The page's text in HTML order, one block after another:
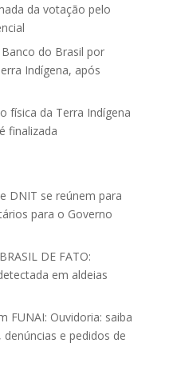
da votação pelo
Banco do Brasil por
Indígena, após
física da Terra Indígena
finalizada
DNIT se reúnem para
para o Governo
BRASIL DE FATO:
em aldeias
FUNAI: Ouvidoria: saiba
e pedidos de